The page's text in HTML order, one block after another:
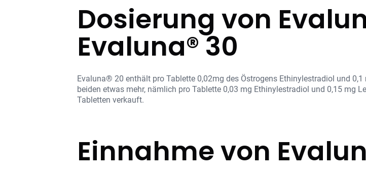
Dosierung von
Evaluna® 30
Evaluna® 20 enthält pro Tablette 0,02mg des Östrogens Ethinylestradiol und
beiden etwas mehr, nämlich pro Tablette 0,03 mg Ethinylestradiol und 0,15 mg
Tabletten verkauft.
Einnahme von